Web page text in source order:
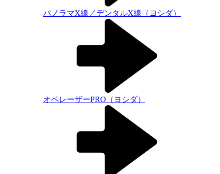
パノラマX線／デンタルX線（ヨシダ）
オペレーザーPRO（ヨシダ）